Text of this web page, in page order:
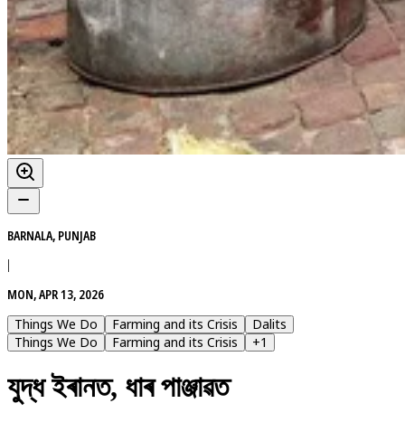
BARNALA, PUNJAB
|
MON, APR 13, 2026
Things We Do
Farming and its Crisis
Dalits
Things We Do
Farming and its Crisis +1
যুদ্ধ ইৰানত, ধাৰ পাঞ্জাৱত